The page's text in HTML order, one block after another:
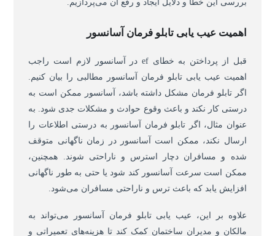
بررسی این خطا و دلایل ایجاد و رفع آن می‌پردازیم.
اهمیت عیب یابی تابلو فرمان آسانسور
قبل از پرداختن به خطای ef در آسانسور لازم است راجب
اهمیت عیب یابی تابلو فرمان آسانسور مطالبی را بیان کنیم.
اگر تابلو فرمان مشکل داشته باشد، آسانسور ممکن است به
درستی کار نکند و باعث وقوع حوادث و مشکلات جدی شود. به
عنوان مثال، اگر تابلو فرمان آسانسور به درستی اطلاعات را
ارسال نکند، ممکن است آسانسور در زمان ناگهانی متوقف
شده و مسافران دچار استرس و ناراحتی شوند. همچنین،
ممکن است سرعت آسانسور کند شود یا حتی به طور ناگهانی
افزایش یابد که باعث ترس و ناراحتی مسافران می‌شود.
علاوه بر این، عیب یابی تابلو فرمان آسانسور می‌تواند به
مالکان و مدیران ساختمان کمک کند تا هزینه‌های تعمیراتی و